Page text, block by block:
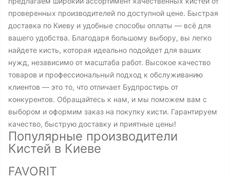
проверенных производителей по доступной цене. Быстрая
доставка по Киеву и удобные способы оплаты — всё для
вашего удобства. Благодаря большому выбору, вы легко
найдете кисть, которая идеально подойдет для ваших
нужд, независимо от масштаба работ. Высокое качество
товаров и профессиональный подход к обслуживанию
клиентов — это то, что отличает Будпростирь от
конкурентов. Обращайтесь к нам, и мы поможем вам с
выбором и оформим заказ на покупку кисти. Гарантируем
качество, быструю доставку и приятные цены!
Популярные производители
Кистей в Киеве
FAVORIT